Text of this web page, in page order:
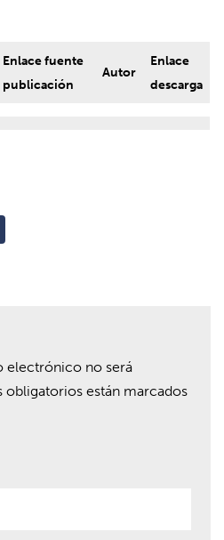
Enlace fuente
publicación
Autor
Enlace
descarga
electrónico no será
obligatorios están marcados